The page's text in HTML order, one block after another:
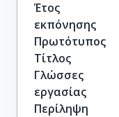
Έτος
εκπόνησης
Πρωτότυπος
Τίτλος
Γλώσσες
εργασίας
Περίληψη